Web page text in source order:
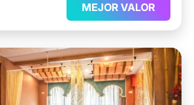
MEJOR VALOR